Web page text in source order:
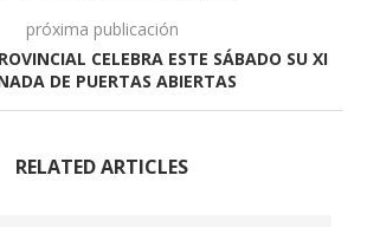
próxima publicación
CELEBRA ESTE SÁBADO SU XI
DE PUERTAS ABIERTAS
RELATED ARTICLES